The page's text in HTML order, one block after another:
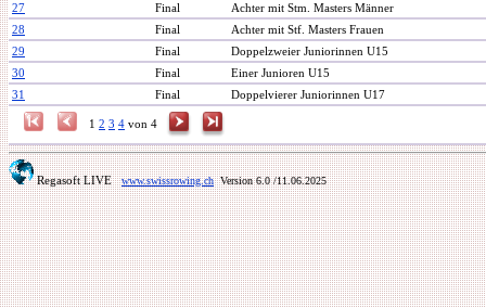
27
Final
Achter mit Stm. Masters Männer
28
Final
Achter mit Stf. Masters Frauen
29
Final
Doppelzweier Juniorinnen U15
30
Final
Einer Junioren U15
31
Final Doppelvierer Juniorinnen U17
1 2 3 4 von 4
Regasoft LIVE www.swissrowing.chVersion 6.0/11.06.2025